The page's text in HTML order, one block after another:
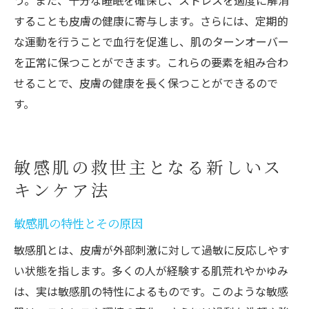
することも皮膚の健康に寄与します。さらには、定期的
な運動を行うことで血行を促進し、肌のターンオーバー
を正常に保つことができます。これらの要素を組み合わ
せることで、皮膚の健康を長く保つことができるので
す。
敏感肌の救世主となる新しいス
キンケア法
敏感肌の特性とその原因
敏感肌とは、皮膚が外部刺激に対して過敏に反応しやす
い状態を指します。多くの人が経験する肌荒れやかゆみ
は、実は敏感肌の特性によるものです。このような敏感